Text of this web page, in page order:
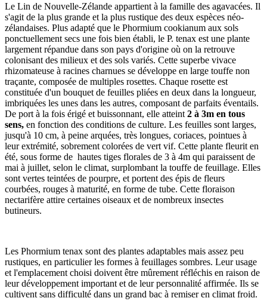
Le Lin de Nouvelle-Zélande appartient à la famille des agavacées. Il
s'agit de la plus grande et la plus rustique des deux espèces néo-
zélandaises. Plus adapté que le Phormium cookianum aux sols
ponctuellement secs une fois bien établi, le P. tenax est une plante
largement répandue dans son pays d'origine où on la retrouve
colonisant des milieux et des sols variés. Cette superbe vivace
rhizomateuse à racines charnues se développe en large touffe non
traçante, composée de multiples rosettes. Chaque rosette est
constituée d'un bouquet de feuilles pliées en deux dans la longueur,
imbriquées les unes dans les autres, composant de parfaits éventails.
De port à la fois érigé et buissonnant, elle atteint 2 à 3m en tous
sens, en fonction des conditions de culture. Les feuilles sont larges,
jusqu'à 10 cm, à peine arquées, très longues, coriaces, pointues à
leur extrémité, sobrement colorées de vert vif. Cette plante fleurit en
été, sous forme de hautes tiges florales de 3 à 4m qui paraissent de
mai à juillet, selon le climat, surplombant la touffe de feuillage. Elles
sont vertes teintées de pourpre, et portent des épis de fleurs
courbées, rouges à maturité, en forme de tube. Cette floraison
nectarifère attire certaines oiseaux et de nombreux insectes
butineurs.
Les Phormium tenax sont des plantes adaptables mais assez peu
rustiques, en particulier les formes à feuillages sombres. Leur usage
et l'emplacement choisi doivent être mûrement réfléchis en raison de
leur développement important et de leur personnalité affirmée. Ils se
cultivent sans difficulté dans un grand bac à remiser en climat froid.